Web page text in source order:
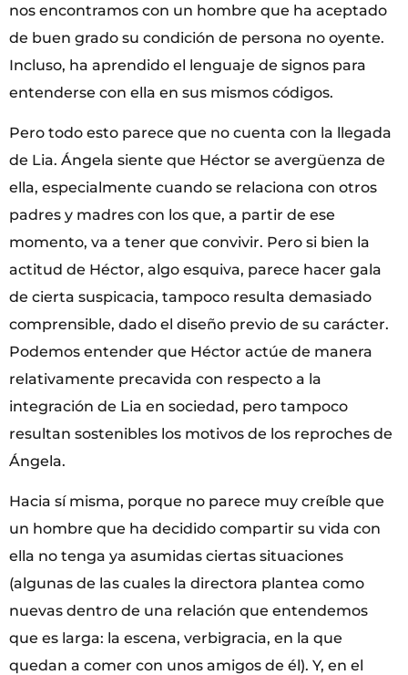
nos encontramos con un hombre que ha aceptado
de buen grado su condición de persona no oyente.
Incluso, ha aprendido el lenguaje de signos para
entenderse con ella en sus mismos códigos.
Pero todo esto parece que no cuenta con la llegada
de Lia. Ángela siente que Héctor se avergüenza de
ella, especialmente cuando se relaciona con otros
padres y madres con los que, a partir de ese
momento, va a tener que convivir. Pero si bien la
actitud de Héctor, algo esquiva, parece hacer gala
de cierta suspicacia, tampoco resulta demasiado
comprensible, dado el diseño previo de su carácter.
Podemos entender que Héctor actúe de manera
relativamente precavida con respecto a la
integración de Lia en sociedad, pero tampoco
resultan sostenibles los motivos de los reproches de
Ángela.
Hacia sí misma, porque no parece muy creíble que
un hombre que ha decidido compartir su vida con
ella no tenga ya asumidas ciertas situaciones
(algunas de las cuales la directora plantea como
nuevas dentro de una relación que entendemos
que es larga: la escena, verbigracia, en la que
quedan a comer con unos amigos de él). Y, en el